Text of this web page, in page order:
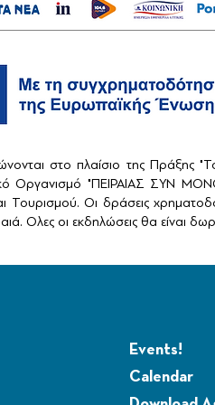
στο πλαίσιο της Πράξης
Οργανισμό "ΠΕΙΡΑΙΑΣ ΣΥΝ
Οι δράσεις
Ολες οι εκδηλώσεις θα είναι
Events!
Calendar